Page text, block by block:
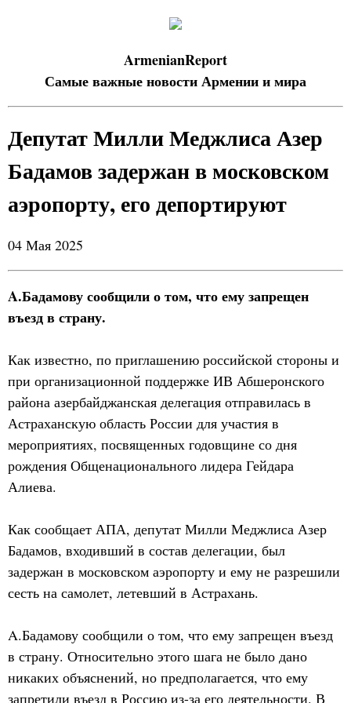
ArmenianReport
Самые важные новости Армении и мира
Депутат Милли Меджлиса Азер
Бадамов задержан в московском
аэропорту, его депортируют
04 Мая 2025
A.Бадамову сообщили о том, что ему запрещен
въезд в страну.
Как известно, по приглашению российской стороны и
при организационной поддержке ИВ Абшеронского
района азербайджанская делегация отправилась в
Астраханскую область России для участия в
мероприятиях, посвященных годовщине со дня
рождения Общенационального лидера Гейдара
Алиева.
Как сообщает АПА, депутат Милли Меджлиса Азер
Бадамов, входивший в состав делегации, был
задержан в московском аэропорту и ему не разрешили
сесть на самолет, летевший в Астрахань.
A.Бадамову сообщили о том, что ему запрещен въезд
в страну. Относительно этого шага не было дано
никаких объяснений, но предполагается, что ему
запретили въезд в Россию из-за его деятельности. В